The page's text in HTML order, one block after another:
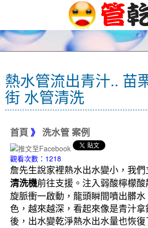
熱水管流出青汁.. 苗
街 水管清洗
首頁 》 洗水管 案例
觀看次數：1218
詹先生說家裡熱水出水變小，我
清洗機前往支援。注入弱酸檸檬
旋脈衝一啟動，龍頭瞬間噴出髒
色，越來越深，看起來像是青汁
後，出水變乾淨熱水出水量也恢復